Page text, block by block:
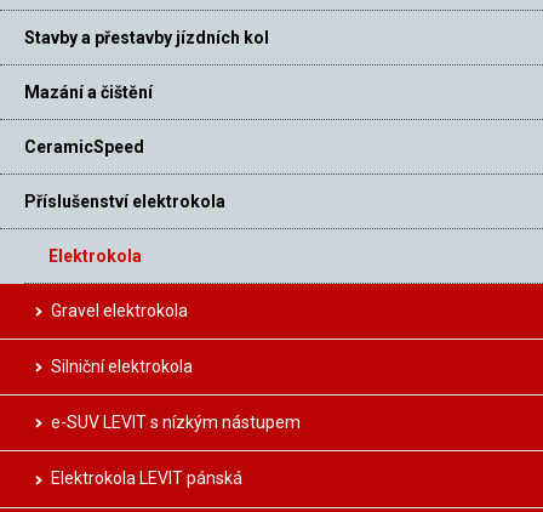
Stavby a přestavby jízdních kol
Mazání a čištění
CeramicSpeed
Příslušenství elektrokola
Elektrokola
Gravel elektrokola
Silniční elektrokola
e-SUV LEVIT s nízkým nástupem
Elektrokola LEVIT pánská